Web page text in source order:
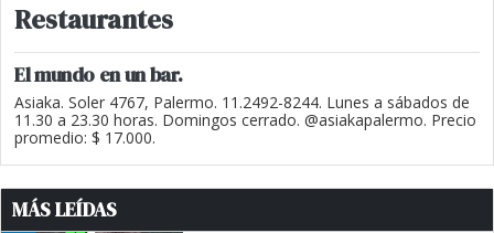
Restaurantes
El mundo en un bar.
Asiaka. Soler 4767, Palermo. 11.2492-8244. Lunes a sábados de
11.30 a 23.30 horas. Domingos cerrado. @asiakapalermo. Precio
promedio: $ 17.000.
MÁS LEÍDAS